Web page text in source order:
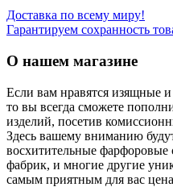
Доставка по всему миру!
Гарантируем сохранность
О нашем магазине
Если вам нравятся изящные
то вы всегда сможете
изделий, посетив
Здесь вашему вниманию
восхитительные фарфоровые
фабрик, и многие другие
самым приятным для вас